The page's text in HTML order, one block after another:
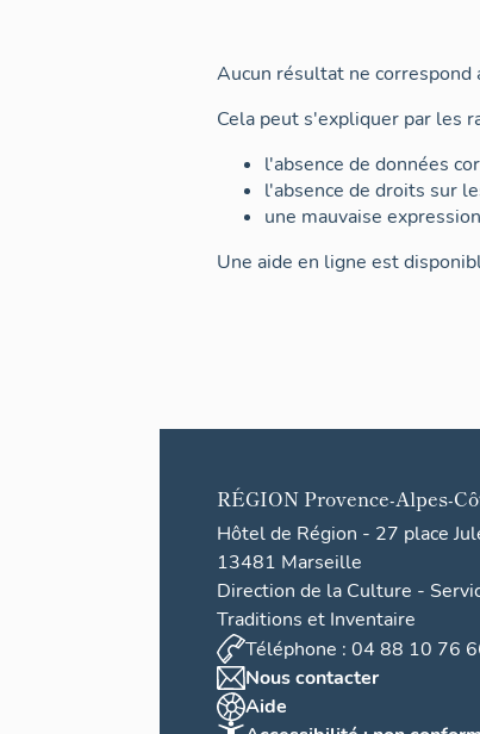
Aucun résultat ne correspond
Cela peut s'expliquer par les
l'absence de données
l'absence de droits sur
une mauvaise
Une aide en ligne est
RÉGION Provence-Alpes-
Hôtel de Région - 27 place
13481 Marseille
Direction de la Culture -
Traditions et Inventaire
Téléphone : 04 88 10 76
Nous contacter
Aide